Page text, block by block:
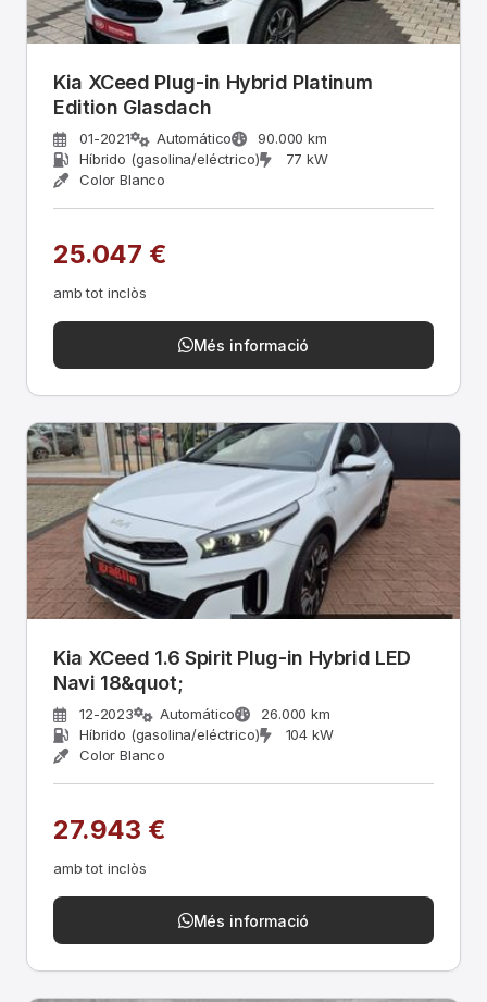
Kia XCeed Plug-in Hybrid Platinum
Edition Glasdach
01-2021 Automático
90.000 km
Híbrido (gasolina/eléctrico)
77 kW
Color Blanco
25.047 €
amb tot inclòs
Més informació
Kia XCeed 1.6 Spirit Plug-in Hybrid LED
Navi 18&quot;
12-2023 Automático
26.000 km
Híbrido (gasolina/eléctrico)
104 kW
Color Blanco
27.943 €
amb tot inclòs
Més informació